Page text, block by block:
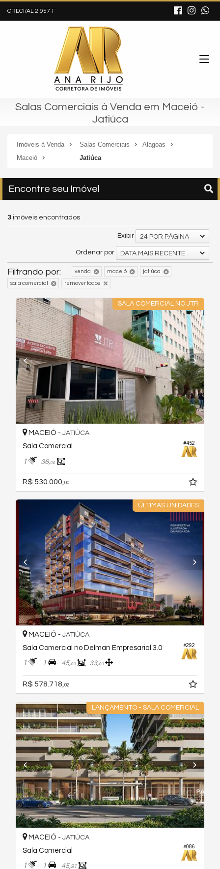
CRECI/AL 2.957-F
Salas Comerciais à Venda em Maceió -
Jatiúca
Imóveis à Venda Salas Comerciais
Alagoas
Maceió
Jatiúca
Encontre seu Imóvel
3 imóveis encontrados
Exibir 24 POR PÁGINA
Ordenar por DATA MAIS RECENTE
Filtrando por: venda maceió jatiúca
sala comercial remover todos
SALA COMERCIAL NO JTR
#452
MACEIÓ - JATIÚCA
Sala Comercial
1 36,00
R$ 530.000, 00
ÚLTIMAS UNIDADES
#292
MACEIÓ - JATIÚCA
Sala Comercial no Delman Empresarial 3.0
1 1 45,00 33,00
R$ 578.718,02
LANÇAMENTO - SALA COMERCIAL
#086
MACEIÓ - JATIÚCA
Sala Comercial
1 1 45,91